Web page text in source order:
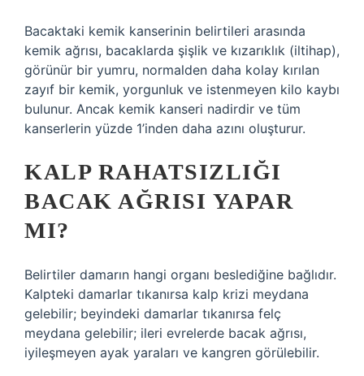
Bacaktaki kemik kanserinin belirtileri arasında
kemik ağrısı, bacaklarda şişlik ve kızarıklık (iltihap),
görünür bir yumru, normalden daha kolay kırılan
zayıf bir kemik, yorgunluk ve istenmeyen kilo kaybı
bulunur. Ancak kemik kanseri nadirdir ve tüm
kanserlerin yüzde 1’inden daha azını oluşturur.
KALP RAHATSIZLIĞI
BACAK AĞRISI YAPAR
MI?
Belirtiler damarın hangi organı beslediğine bağlıdır.
Kalpteki damarlar tıkanırsa kalp krizi meydana
gelebilir; beyindeki damarlar tıkanırsa felç
meydana gelebilir; ileri evrelerde bacak ağrısı,
iyileşmeyen ayak yaraları ve kangren görülebilir.